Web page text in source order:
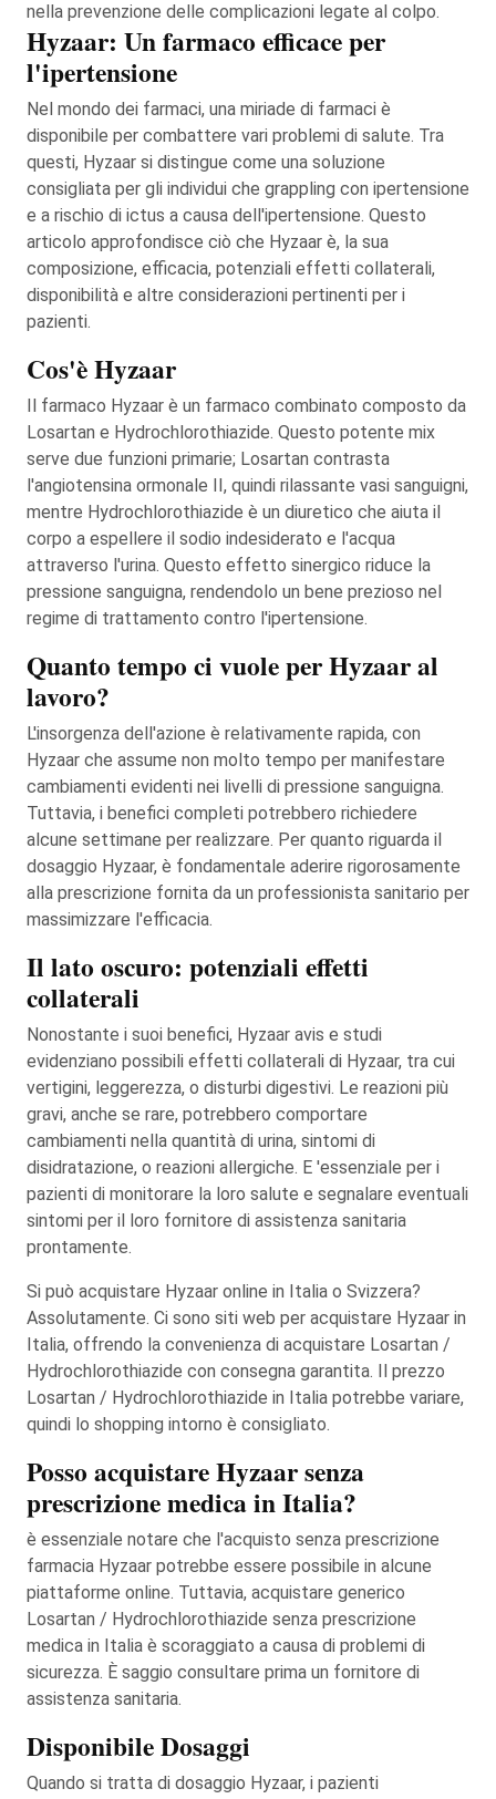
nella prevenzione delle complicazioni legate al colpo.
Hyzaar: Un farmaco efficace per
l'ipertensione
Nel mondo dei farmaci, una miriade di farmaci è
disponibile per combattere vari problemi di salute. Tra
questi, Hyzaar si distingue come una soluzione
consigliata per gli individui che grappling con ipertensione
e a rischio di ictus a causa dell'ipertensione. Questo
articolo approfondisce ciò che Hyzaar è, la sua
composizione, efficacia, potenziali effetti collaterali,
disponibilità e altre considerazioni pertinenti per i
pazienti.
Cos'è Hyzaar
Il farmaco Hyzaar è un farmaco combinato composto da
Losartan e Hydrochlorothiazide. Questo potente mix
serve due funzioni primarie; Losartan contrasta
l'angiotensina ormonale II, quindi rilassante vasi sanguigni,
mentre Hydrochlorothiazide è un diuretico che aiuta il
corpo a espellere il sodio indesiderato e l'acqua
attraverso l'urina. Questo effetto sinergico riduce la
pressione sanguigna, rendendolo un bene prezioso nel
regime di trattamento contro l'ipertensione.
Quanto tempo ci vuole per Hyzaar al
lavoro?
L'insorgenza dell'azione è relativamente rapida, con
Hyzaar che assume non molto tempo per manifestare
cambiamenti evidenti nei livelli di pressione sanguigna.
Tuttavia, i benefici completi potrebbero richiedere
alcune settimane per realizzare. Per quanto riguarda il
dosaggio Hyzaar, è fondamentale aderire rigorosamente
alla prescrizione fornita da un professionista sanitario per
massimizzare l'efficacia.
Il lato oscuro: potenziali effetti
collaterali
Nonostante i suoi benefici, Hyzaar avis e studi
evidenziano possibili effetti collaterali di Hyzaar, tra cui
vertigini, leggerezza, o disturbi digestivi. Le reazioni più
gravi, anche se rare, potrebbero comportare
cambiamenti nella quantità di urina, sintomi di
disidratazione, o reazioni allergiche. E 'essenziale per i
pazienti di monitorare la loro salute e segnalare eventuali
sintomi per il loro fornitore di assistenza sanitaria
prontamente.
Si può acquistare Hyzaar online in Italia o Svizzera?
Assolutamente. Ci sono siti web per acquistare Hyzaar in
Italia, offrendo la convenienza di acquistare Losartan /
Hydrochlorothiazide con consegna garantita. Il prezzo
Losartan / Hydrochlorothiazide in Italia potrebbe variare,
quindi lo shopping intorno è consigliato.
Posso acquistare Hyzaar senza
prescrizione medica in Italia?
è essenziale notare che l'acquisto senza prescrizione
farmacia Hyzaar potrebbe essere possibile in alcune
piattaforme online. Tuttavia, acquistare generico
Losartan / Hydrochlorothiazide senza prescrizione
medica in Italia è scoraggiato a causa di problemi di
sicurezza. È saggio consultare prima un fornitore di
assistenza sanitaria.
Disponibile Dosaggi
Quando si tratta di dosaggio Hyzaar, i pazienti